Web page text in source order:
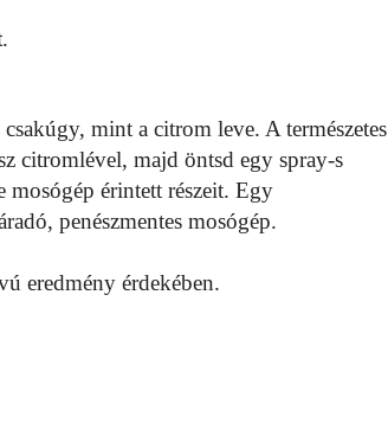
.
mint a citrom leve. A természetes
citromlével, majd öntsd egy spray-s
érintett részeit. Egy
penészmentes mosógép.
eredmény érdekében.